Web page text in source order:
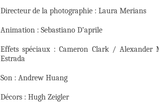
Directeur de la photographie : Laura Merians
Animation : Sebastiano D’aprile
Effets spéciaux : Cameron Clark /
Estrada
Son : Andrew Huang
Décors : Hugh Zeigler